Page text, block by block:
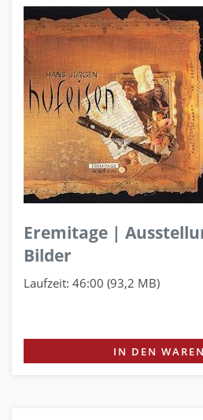
Eremitage |
Bilder
Laufzeit: 46:00 (93,2 MB)
IN DEN